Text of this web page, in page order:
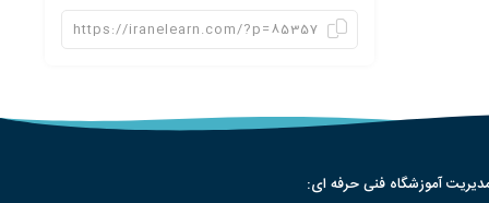
آموزشگاه فنی حرفه ای: